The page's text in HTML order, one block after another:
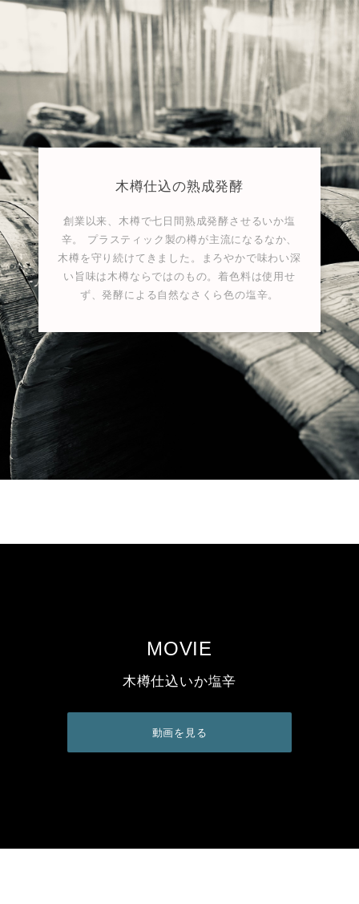
木樽仕込の熟成発酵
創業以来、木樽で七日間熟成発酵させるいか塩
辛。 プラスティック製の樽が主流になるなか、
木樽を守り続けてきました。まろやかで味わい深
い旨味は木樽ならではのもの。着色料は使用せ
ず、発酵による自然なさくら色の塩辛。
MOVIE
木樽仕込いか塩辛
動画を見る